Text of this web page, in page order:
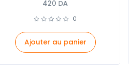
420 DA
0
Ajouter au panier